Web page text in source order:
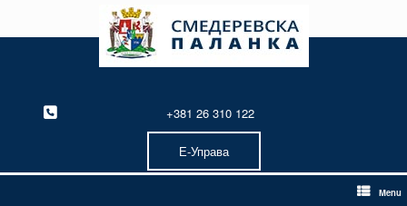
content
+381 26 310 122
Е-Управа
Menu